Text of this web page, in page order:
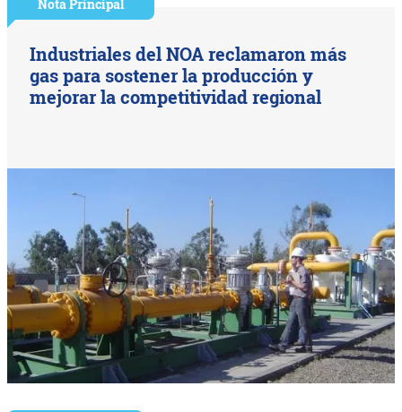
Nota Principal
Industriales del NOA reclamaron más
gas para sostener la producción y
mejorar la competitividad regional